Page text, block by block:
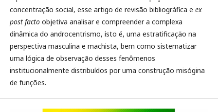
concentração social, esse artigo de revisão bibliográfica e ex
post facto objetiva analisar e compreender a complexa
dinâmica do androcentrismo, isto é, uma estratificação na
perspectiva masculina e machista, bem como sistematizar
uma lógica de observação desses fenômenos
institucionalmente distribuídos por uma construção misógina
de funções.